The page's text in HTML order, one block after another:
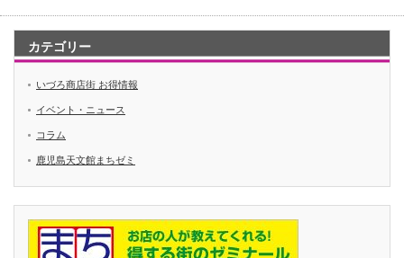
カテゴリー
いづろ商店街 お得情報
イベント・ニュース
コラム
鹿児島天文館まちゼミ